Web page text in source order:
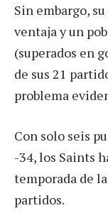
Sin embargo,
ventaja y un
(superados en
de sus 21
problema
Con solo seis
-34, los Saints
temporada de
partidos.